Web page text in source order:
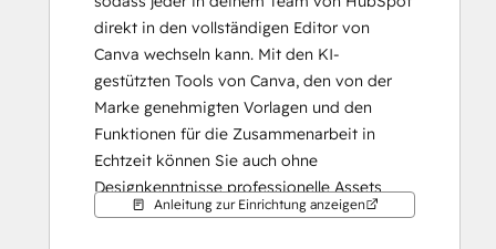
direkt in den vollständigen Editor von
Canva wechseln kann. Mit den KI-
gestützten Tools von Canva, den von der
Marke genehmigten Vorlagen und den
Funktionen für die Zusammenarbeit in
Echtzeit können Sie auch ohne
Designkenntnisse professionelle Assets
erstellen. Fertige Designs werden mit einem
Anleitung zur Einrichtung anzeigen